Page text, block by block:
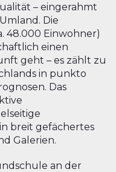
– eingerahmt
Die
48.000 Einwohner)
einen
geht – es zählt zu
in punkto
Das
breit gefächertes
Galerien.
an der